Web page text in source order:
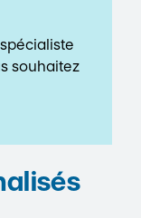
souhaitez